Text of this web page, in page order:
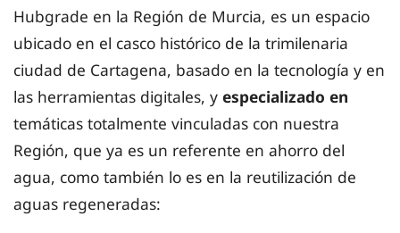
Hubgrade en la Región de Murcia, es un espacio
ubicado en el casco histórico de la trimilenaria
ciudad de Cartagena, basado en la tecnología y en
las herramientas digitales, y especializado en
temáticas totalmente vinculadas con nuestra
Región, que ya es un referente en ahorro del
agua, como también lo es en la reutilización de
aguas regeneradas: